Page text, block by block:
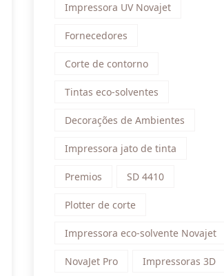
Impressora UV Novajet
Fornecedores
Corte de contorno
Tintas eco-solventes
Decorações de Ambientes
Impressora jato de tinta
Premios SD 4410
Plotter de corte
Impressora eco-solvente Novajet
NovaJet Pro Impressoras 3D